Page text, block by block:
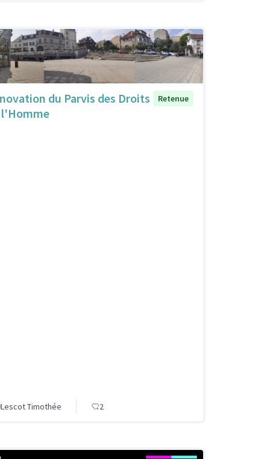
du Parvis des Droits
l'Homme
Retenue
Lescot Timothée 2